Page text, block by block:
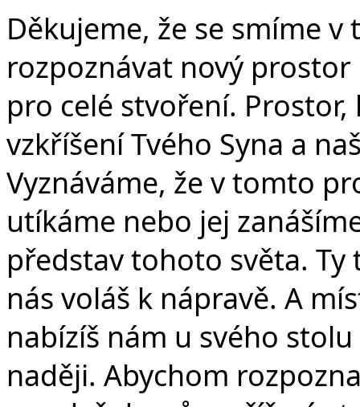
Děkujeme, že se smíme
rozpoznávat nový
pro celé stvoření.
vzkříšení Tvého Syna a
Vyznáváme, že v tomto
utíkáme nebo jej
představ tohoto světa. Ty
nás voláš k nápravě. A
nabízíš nám u svého
naději. Abychom